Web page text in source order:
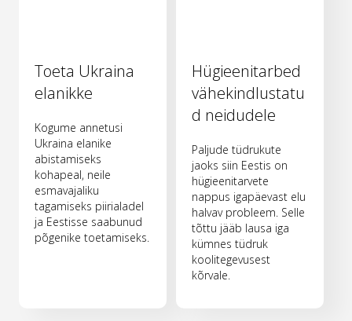
Toeta Ukraina
elanikke
Kogume annetusi
Ukraina elanike
abistamiseks
kohapeal, neile
esmavajaliku
tagamiseks piirialadel
ja Eestisse saabunud
põgenike toetamiseks.
Hügieenitarbed
vähekindlustatu
d neidudele
Paljude tüdrukute
jaoks siin Eestis on
hügieenitarvete
nappus igapäevast elu
halvav probleem. Selle
tõttu jääb lausa iga
kümnes tüdruk
koolitegevusest
kõrvale.